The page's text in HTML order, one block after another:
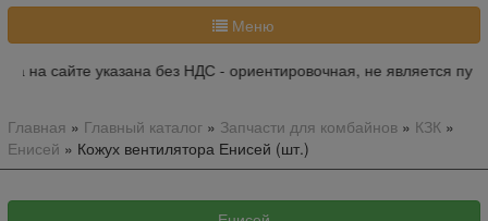
Меню
на сайте указана без НДС - ориентировочная, не является
Главная » Главный каталог» Запчасти для комбайнов» КЗК »
Енисей » Кожух вентилятора Енисей (шт.)